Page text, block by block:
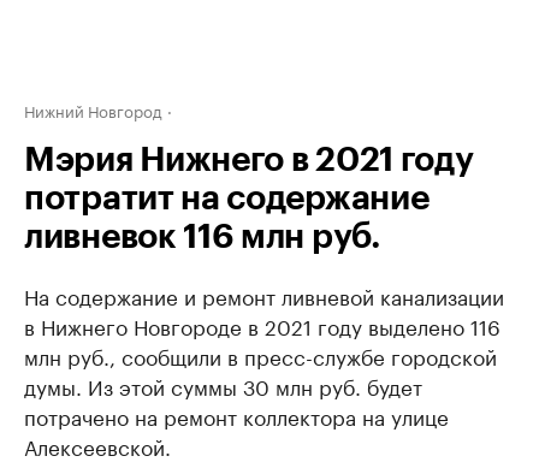
Нижний Новгород
Мэрия Нижнего в 2021 году
потратит на содержание
ливневок 116 млн руб.
На содержание и ремонт ливневой канализации
в Нижнего Новгороде в 2021 году выделено 116
млн руб., сообщили в пресс-службе городской
думы. Из этой суммы 30 млн руб. будет
потрачено на ремонт коллектора на улице
Алексеевской.